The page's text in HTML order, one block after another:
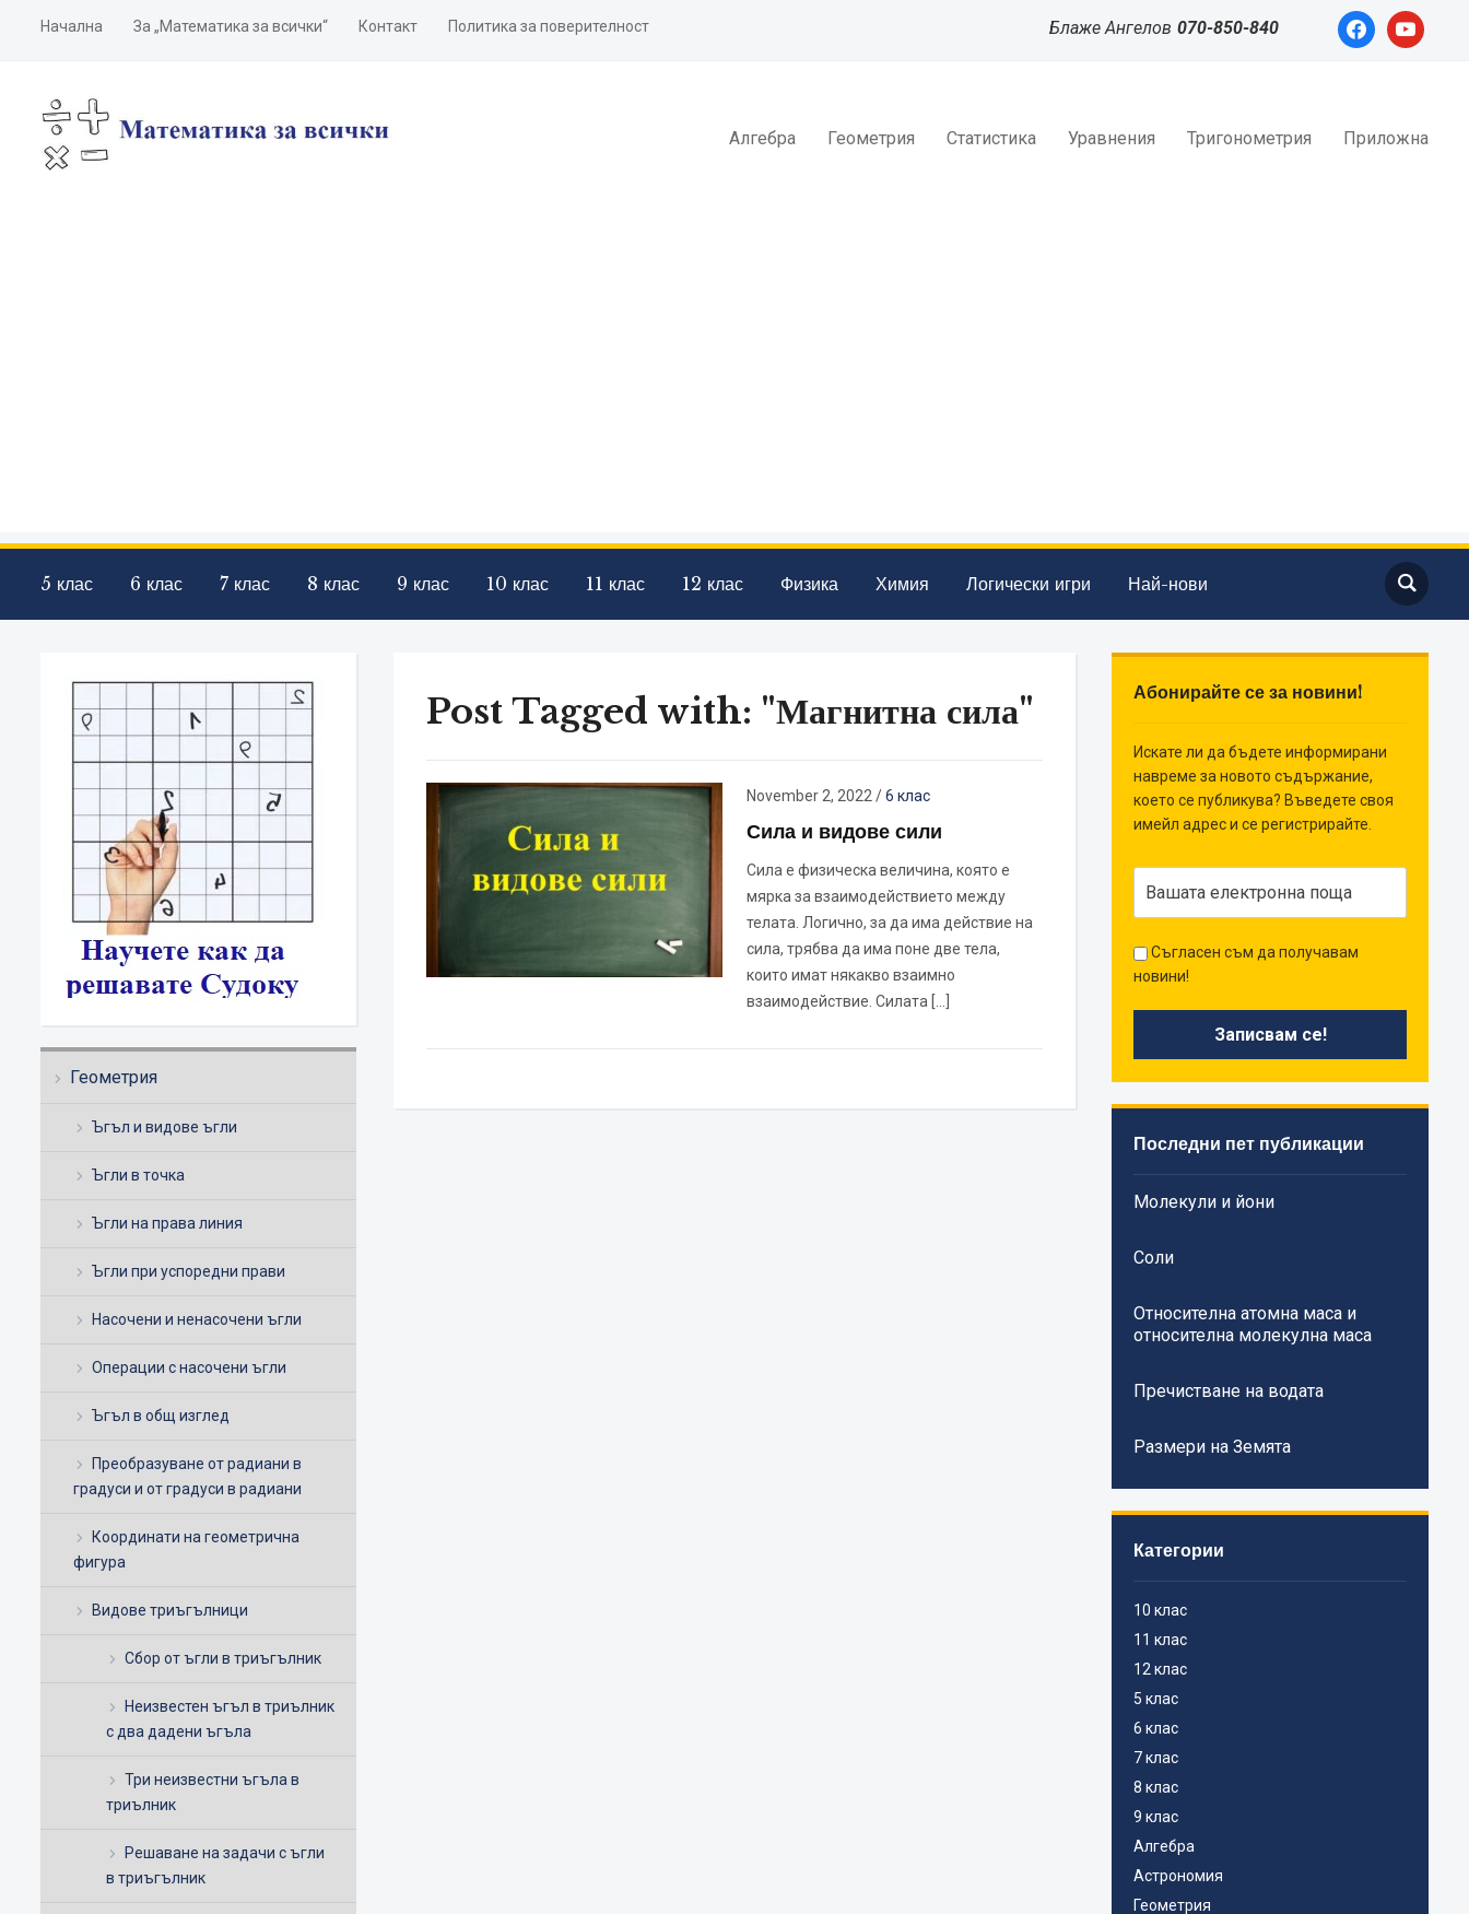
Начална За „Математика за всички“ Контакт Политика за поверителност facebookyoutube
Блаже Ангелов 070-850-840
Алгебра Геометрия Статистика Уравнения Тригонометрия Приложна
5 клас 6 клас 7 клас 8 клас 9 клас 10 клас 11 клас 12 клас Физика Химия Логически игри Най-нови
Геометрия
Ъгъл и видове ъгли
Ъгли в точка
Ъгли на права линия
Ъгли при успоредни прави
Насочени и ненасочени ъгли
Операции с насочени ъгли
Ъгъл в общ изглед
Преобразуване от радиани в
градуси и от градуси в радиани
Координати на геометрична
фигура
Видове триъгълници
Сбор от ъгли в триъгълник
Неизвестен ъгъл в триълник
с два дадени ъгъла
Три неизвестни ъгъла в
триълник
Решаване на задачи с ъгли
в триъгълник
Post Tagged with: "Магнитна сила"
November 2, 2022 /6 клас
Сила и видове сили
Сила е физическа величина, която е
мярка за взаимодействието между
телата. Логично, за да има действие на
сила, трябва да има поне две тела,
които имат някакво взаимно
взаимодействие. Силата […]
Абонирайте се за новини!
Искате ли да бъдете информирани
навреме за новото съдържание,
което се публикува? Въведете своя
имейл адрес и се регистрирайте.
Съгласен съм да получавам
новини!
Последни пет публикации
Молекули и йони
Соли
Относителна атомна маса и
относителна молекулна маса
Пречистване на водата
Размери на Земята
Категории
10 клас
11 клас
12 клас
5 клас
6 клас
7 клас
8 клас
9 клас
Алгебра
Астрономия
Геометрия